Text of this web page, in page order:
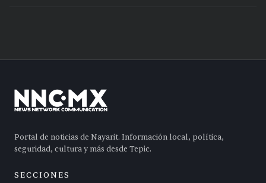
Portal de noticias de Nayarit. Información local, política,
seguridad, cultura y más desde Tepic.
SECCIONES